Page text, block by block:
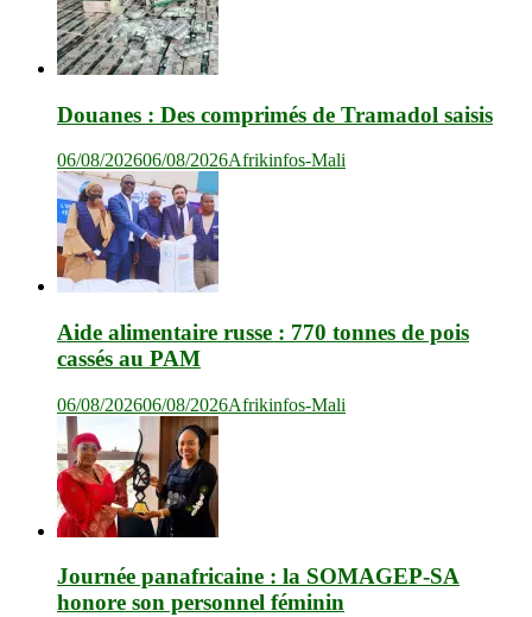
Douanes : Des comprimés de Tramadol saisis
06/08/202606/08/2026Afrikinfos-Mali
Aide alimentaire russe : 770 tonnes de pois
cassés au PAM
06/08/202606/08/2026Afrikinfos-Mali
Journée panafricaine : la SOMAGEP-SA
honore son personnel féminin